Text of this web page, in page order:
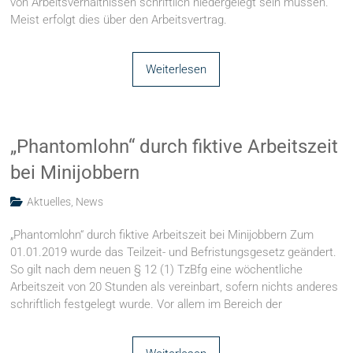
Meist erfolgt dies über den Arbeitsvertrag.
Weiterlesen
„Phantomlohn“ durch fiktive Arbeitszeit
bei Minijobbern
Aktuelles News
„Phantomlohn“ durch fiktive Arbeitszeit bei Minijobbern Zum
01.01.2019 wurde das Teilzeit- und Befristungsgesetz geändert.
So gilt nach dem neuen § 12 (1) TzBfg eine wöchentliche
Arbeitszeit von 20 Stunden als vereinbart, sofern nichts anderes
schriftlich festgelegt wurde. Vor allem im Bereich der